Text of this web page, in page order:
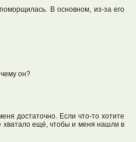
В основном, из-за его
он?
достаточно. Если что-то хотите
хватало ещё, чтобы и меня нашли в